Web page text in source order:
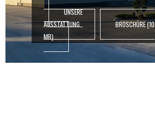
UNSERE
AUSSTATTUNG
BROSCHÜRE (10
MB)